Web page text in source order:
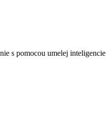
s pomocou umelej inteligencie